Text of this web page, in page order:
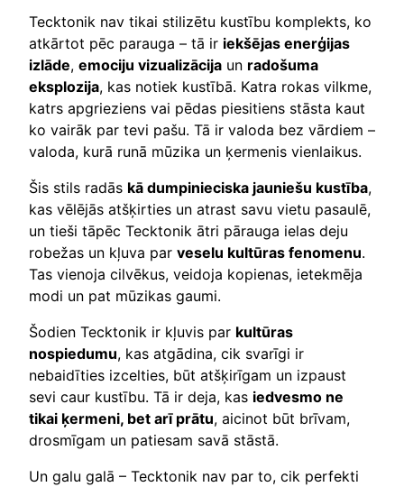
Tecktonik nav tikai stilizētu kustību komplekts, ko
atkārtot pēc parauga – tā ir iekšējas enerģijas
izlāde, emociju vizualizācija un radošuma
eksplozija, kas notiek kustībā. Katra rokas vilkme,
katrs apgrieziens vai pēdas piesitiens stāsta kaut
ko vairāk par tevi pašu. Tā ir valoda bez vārdiem –
valoda, kurā runā mūzika un ķermenis vienlaikus.
Šis stils radās kā dumpinieciska jauniešu kustība,
kas vēlējās atšķirties un atrast savu vietu pasaulē,
un tieši tāpēc Tecktonik ātri pārauga ielas deju
robežas un kļuva par veselu kultūras fenomenu.
Tas vienoja cilvēkus, veidoja kopienas, ietekmēja
modi un pat mūzikas gaumi.
Šodien Tecktonik ir kļuvis par kultūras
nospiedumu, kas atgādina, cik svarīgi ir
nebaidīties izcelties, būt atšķirīgam un izpaust
sevi caur kustību. Tā ir deja, kas iedvesmo ne
tikai ķermeni, bet arī prātu, aicinot būt brīvam,
drosmīgam un patiesam savā stāstā.
Un galu galā – Tecktonik nav par to, cik perfekti